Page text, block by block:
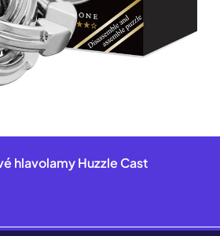
hlavolamy Huzzle Cast